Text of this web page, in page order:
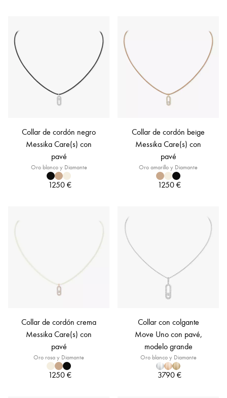
Collar de cordón negro
Messika Care(s) con
pavé
Oro blanco y Diamante
1250 €
Collar de cordón beige
Messika Care(s) con
pavé
Oro amarillo y Diamante
1250 €
Collar de cordón crema
Messika Care(s) con
pavé
Oro rosa y Diamante
1250 €
Collar con colgante
Move Uno con pavé,
modelo grande
Oro blanco y Diamante
3790 €